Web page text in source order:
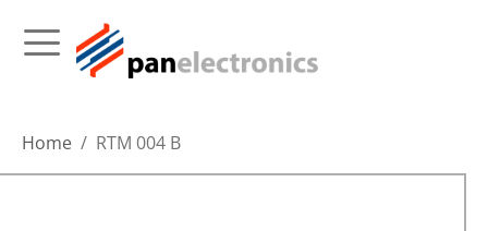
Home RTM 004 B